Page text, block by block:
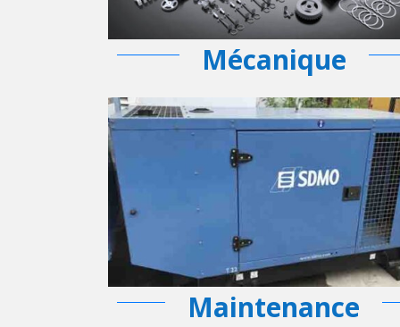
Mécanique
Maintenance